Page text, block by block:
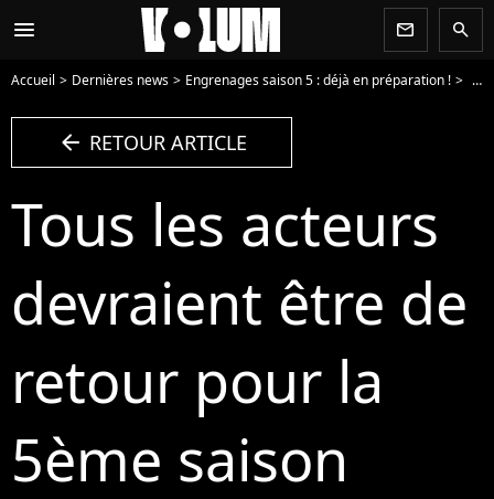
menu newsletter search
Accueil Dernières news Engrenages saison 5 : déjà en préparation !
arrow_left RETOUR ARTICLE
Tous les acteurs
devraient être de
retour pour la
5ème saison